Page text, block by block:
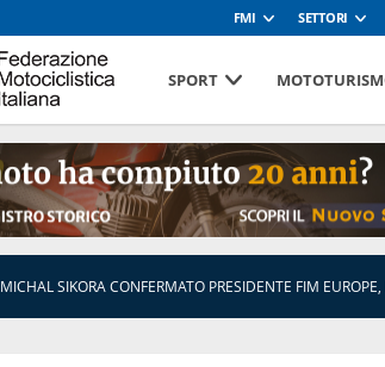
FMI SETTORI
SPORT
MICHAL SIKORA CONFERMATO PRESIDENTE FIM